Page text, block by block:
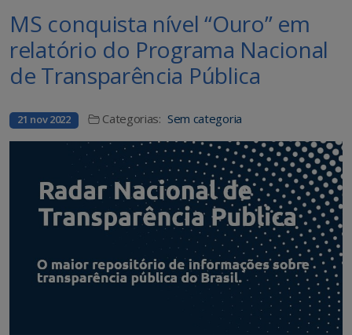
MS conquista nível “Ouro” em
relatório do Programa Nacional
de Transparência Pública
21 nov 2022 Categorias: Sem categoria